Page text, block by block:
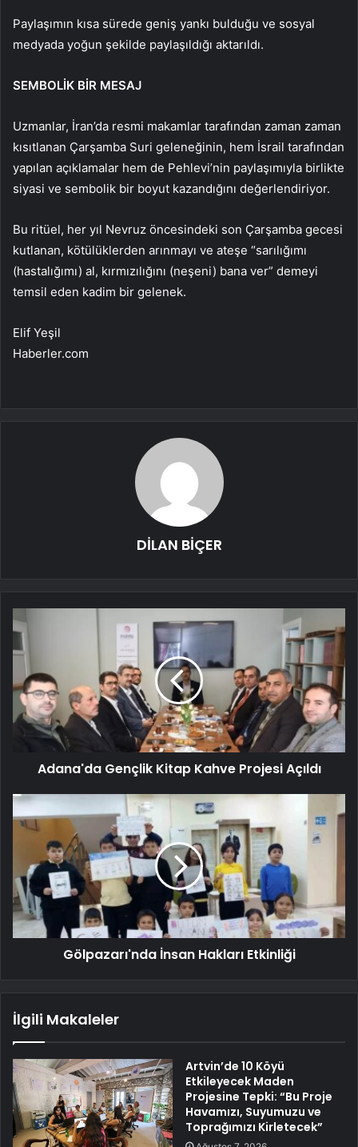
Paylaşımın kısa sürede geniş yankı bulduğu ve sosyal
medyada yoğun şekilde paylaşıldığı aktarıldı.
SEMBOLİK BİR MESAJ
Uzmanlar, İran’da resmi makamlar tarafından zaman zaman
kısıtlanan Çarşamba Suri geleneğinin, hem İsrail tarafından
yapılan açıklamalar hem de Pehlevi’nin paylaşımıyla birlikte
siyasi ve sembolik bir boyut kazandığını değerlendiriyor.
Bu ritüel, her yıl Nevruz öncesindeki son Çarşamba gecesi
kutlanan, kötülüklerden arınmayı ve ateşe “sarılığımı
(hastalığımı) al, kırmızılığını (neşeni) bana ver” demeyi
temsil eden kadim bir gelenek.
Elif Yeşil
Haberler.com
DİLAN BİÇER
Adana'da Gençlik Kitap Kahve Projesi Açıldı
Gölpazarı'nda İnsan Hakları Etkinliği
İlgili Makaleler
Artvin’de 10 Köyü
Etkileyecek Maden
Projesine Tepki: “Bu Proje
Havamızı, Suyumuzu ve
Toprağımızı Kirletecek”